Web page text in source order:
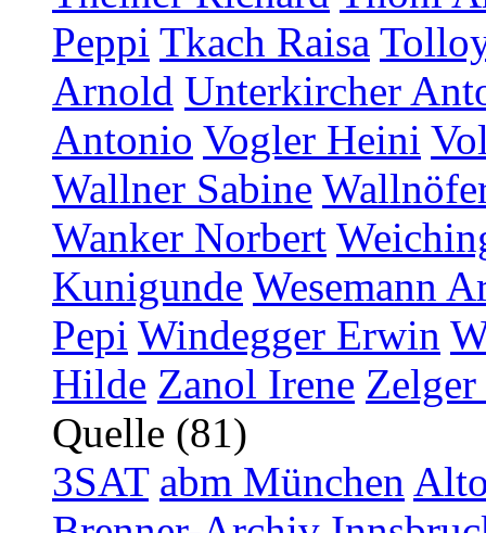
Peppi Tkach Raisa
Arnold Unterkircher
Antonio Vogler Heini
Wallner Sabine
Wanker Norbert
Kunigunde Wesemann
Pepi Windegger Erwin
Hilde Zanol Irene Zelger
Quelle (81)
3SAT abm München